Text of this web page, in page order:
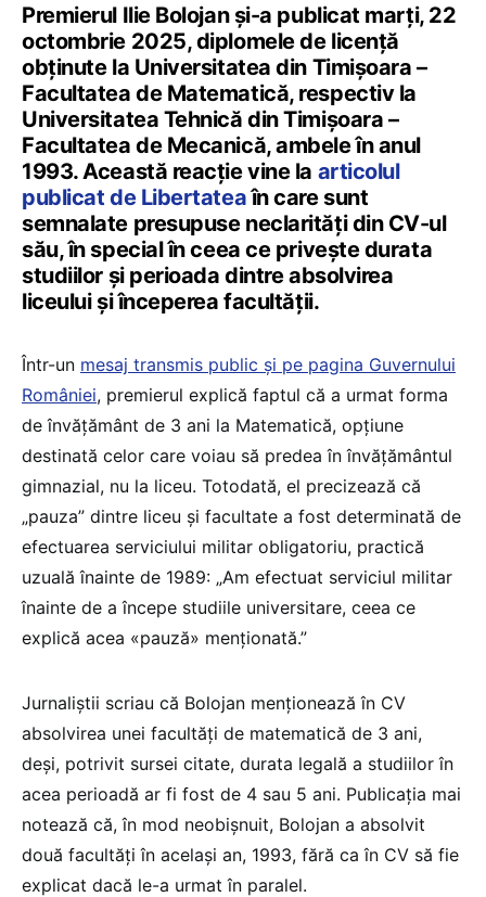
Premierul Ilie Bolojan și-a publicat marți, 22
octombrie 2025, diplomele de licență
obținute la Universitatea din Timișoara –
Facultatea de Matematică, respectiv la
Universitatea Tehnică din Timișoara –
Facultatea de Mecanică, ambele în anul
1993. Această reacție vine la articolul
publicat de Libertateaîn care sunt
semnalate presupuse neclarități din CV-ul
său, în special în ceea ce privește durata
studiilor și perioada dintre absolvirea
liceului și începerea facultății.
Într-un mesaj transmis public și pe pagina Guvernului
României, premierul explică faptul că a urmat forma
de învățământ de 3 ani la Matematică, opțiune
destinată celor care voiau să predea în învățământul
gimnazial, nu la liceu. Totodată, el precizează că
„pauza” dintre liceu și facultate a fost determinată de
efectuarea serviciului militar obligatoriu, practică
uzuală înainte de 1989: „Am efectuat serviciul militar
înainte de a începe studiile universitare, ceea ce
explică acea «pauză» menționată.”
Jurnaliștii scriau că Bolojan menționează în CV
absolvirea unei facultăți de matematică de 3 ani,
deși, potrivit sursei citate, durata legală a studiilor în
acea perioadă ar fi fost de 4 sau 5 ani. Publicația mai
notează că, în mod neobișnuit, Bolojan a absolvit
două facultăți în același an, 1993, fără ca în CV să fie
explicat dacă le-a urmat în paralel.